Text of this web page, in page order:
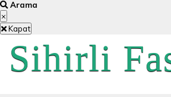
Arama
×
Kapat
Sihirli